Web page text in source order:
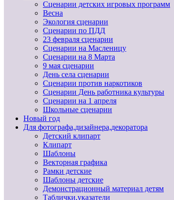
Сценарии детских игровых программ
Весна
Экология сценарии
Сценарии по ПДД
23 февраля сценарии
Сценарии на Масленицу
Сценарии на 8 Марта
9 мая сценарии
День села сценарии
Сценарии против наркотиков
Сценарии День работника культуры
Сценарии на 1 апреля
Школьные сценарии
Новый год
Для фотографа,дизайнера,декоратора
Детский клипарт
Клипарт
Шаблоны
Векторная графика
Рамки детские
Шаблоны детские
Демонстрационный материал детям
Таблички,указатели